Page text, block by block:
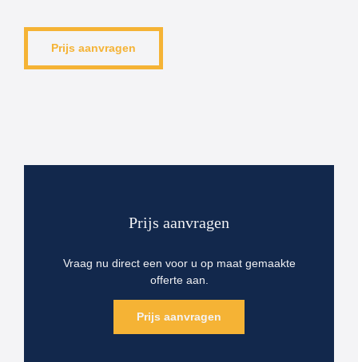
Prijs aanvragen
Prijs aanvragen
Vraag nu direct een voor u op maat gemaakte
offerte aan.
Prijs aanvragen